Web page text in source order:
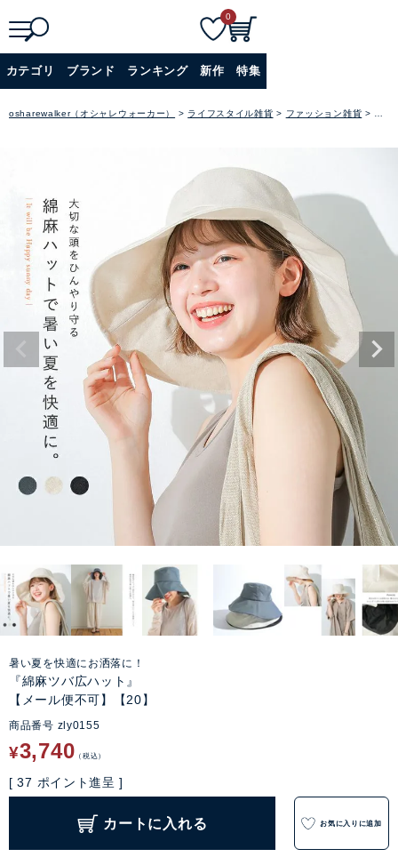
詳細検索
0
カテゴリ ブランド ランキング 新作 特集
osharewalker（オシャレウォーカー） ライフスタイル雑貨 ファッション雑貨
暑い夏を快適にお洒落に！
『綿麻ツバ広ハット』
【メール便不可】【20】
商品番号 zly0155
¥3,740 税込
[ 37 ポイント進呈 ]
カートに入れる お気に入りに追加